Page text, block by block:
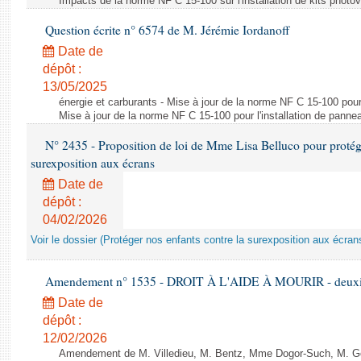
Question écrite n° 6574 de M. Jérémie Iordanoff
Date de
dépôt :
13/05/2025
énergie et carburants - Mise à jour de la norme NF C 15-100
Mise à jour de la norme NF C 15-100 pour l'installation de
N° 2435 - Proposition de loi de Mme Lisa Belluco pour
surexposition aux écrans
Date de
dépôt :
04/02/2026
Voir le dossier (Protéger nos enfants contre la surexposition aux
Amendement n° 1535 - DROIT À L'AIDE À MOURIR -
Date de
dépôt :
12/02/2026
Amendement de M. Villedieu, M. Bentz, Mme Dogor-Such, M.